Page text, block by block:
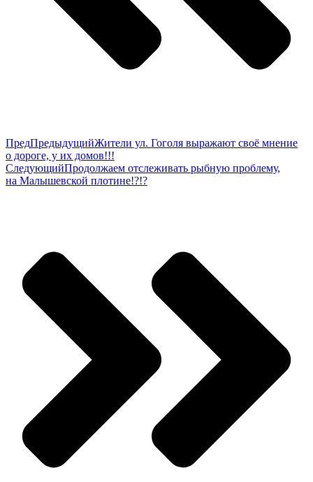
ПредПредыдущийЖители ул. Гоголя выражают своё мнение
о дороге, у их домов!!!
СледующийПродолжаем отслеживать рыбную проблему,
на Малышевской плотине!?!?